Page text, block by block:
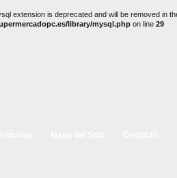
extension is deprecated and will be removed in
library/mysql.php on line 29